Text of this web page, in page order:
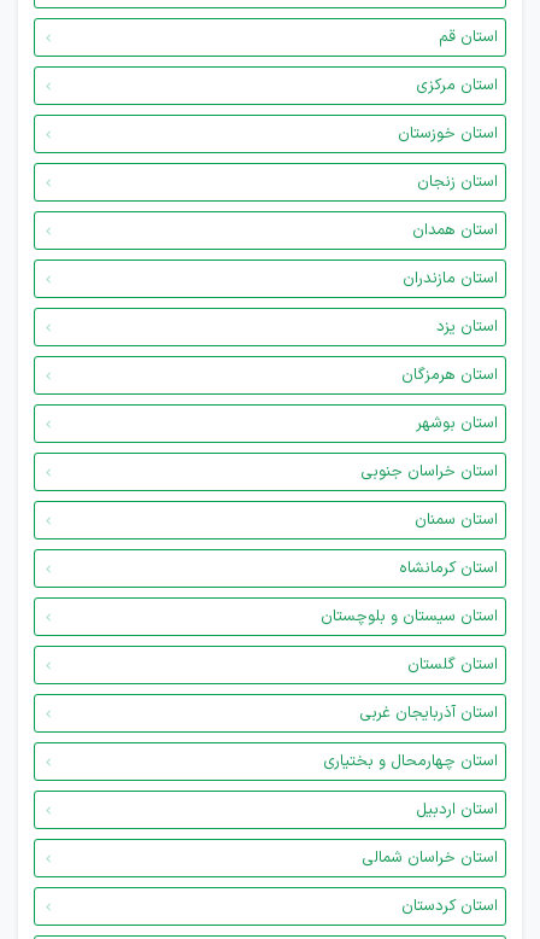
استان قم
استان مرکزی
استان خوزستان
استان زنجان
استان همدان
استان مازندران
استان یزد
استان هرمزگان
استان بوشهر
استان خراسان جنوبی
استان سمنان
استان کرمانشاه
استان سیستان و بلوچستان
استان گلستان
استان آذربایجان غربی
استان چهارمحال و بختیاری
استان اردبیل
استان خراسان شمالی
استان کردستان